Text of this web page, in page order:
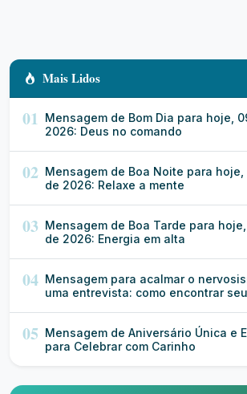
Mais Lidos
01 Mensagem de Bom Dia para hoje,
2026: Deus no comando
02 Mensagem de Boa Noite para
de 2026: Relaxe a mente
03 Mensagem de Boa Tarde para
de 2026: Energia em alta
04 Mensagem para acalmar o
uma entrevista: como encontrar
05 Mensagem de Aniversário Única e
para Celebrar com Carinho